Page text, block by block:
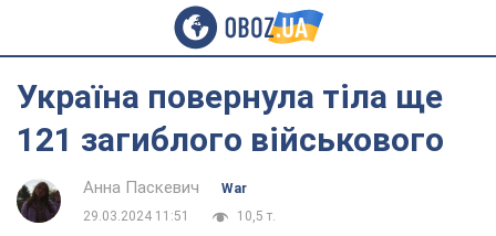
Україна повернула тіла ще
121 загиблого військового
Анна Паскевич
War
29.03.2024 11:51
10,5 т.